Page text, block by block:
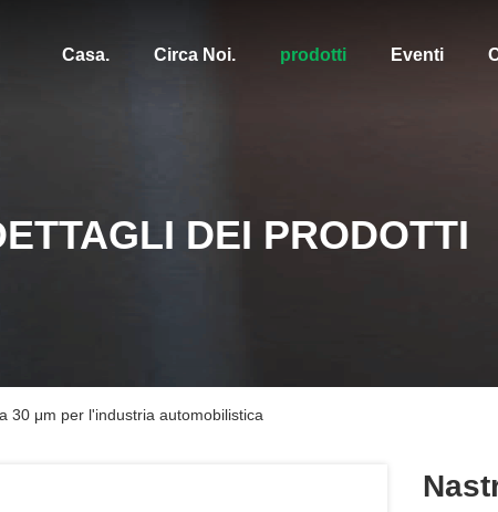
Casa. Circa Noi. prodotti Eventi
DEI PRODOTTI
30 μm per l'industria automobilistica